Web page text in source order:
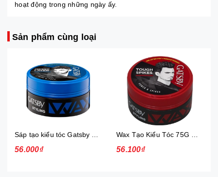
hoạt động trong những ngày ấy.
Sản phẩm cùng loại
56.000₫ 56.100₫